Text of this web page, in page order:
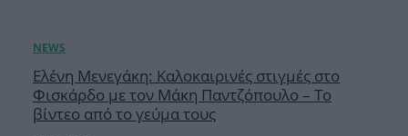
Ελένη Μενεγάκη: Καλοκαιρινές στιγμές στο
Φισκάρδο με τον Μάκη Παντζόπουλο – Το
βίντεο από το γεύμα τους